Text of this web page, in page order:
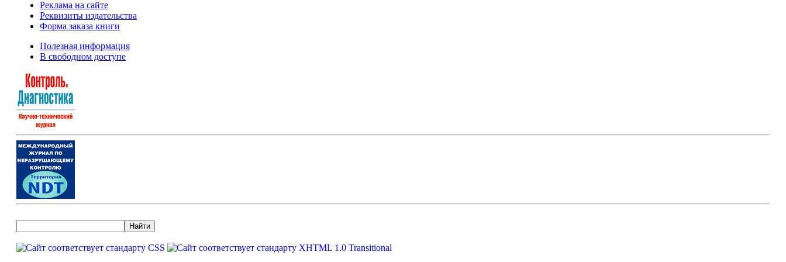
Реклама на сайте
Реквизиты издательства
Форма заказа книги
Полезная информация
В свободном доступе